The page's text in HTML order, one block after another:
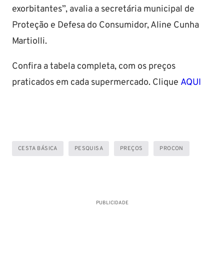
exorbitantes”, avalia a secretária municipal de
Proteção e Defesa do Consumidor, Aline Cunha
Martiolli.
Confira a tabela completa, com os preços
praticados em cada supermercado. Clique AQUI
CESTA BÁSICA PESQUISA PREÇOS PROCON
PUBLICIDADE